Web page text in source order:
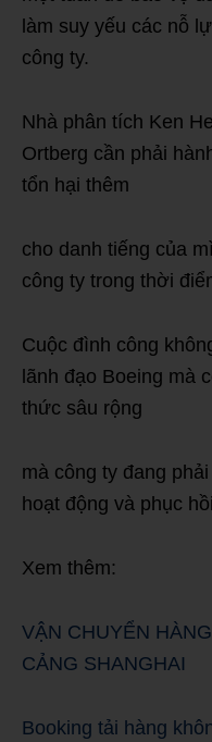
làm suy yếu các nỗ
công ty.
Nhà phân tích Ken
Ortberg cần phải
tổn hại thêm
cho danh tiếng của
công ty trong thời
Cuộc đình công
lãnh đạo Boeing mà
thức sâu rộng
mà công ty đang
hoạt động và phục
Xem thêm:
VẬN CHUYỂN
CẢNG SHANGHAI
Booking tải hàng